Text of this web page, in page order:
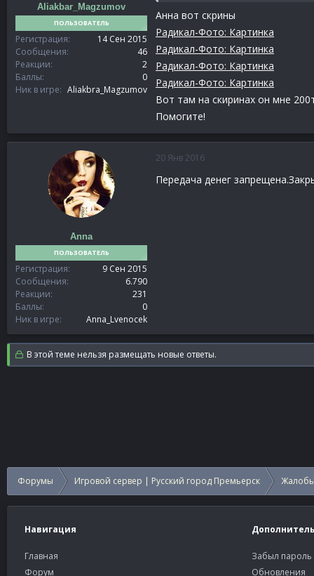
Aliakbar_Magzumov
ПОЛЬЗОВАТЕЛЬ
Регистрация
14 Сен 2015
Сообщения
46
Реакции
2
Баллы
0
Ник в игре
Aliakbra_Magzumov
Анна вот скрины
Радикал-Фото: Картинка
Радикал-Фото: Картинка
Радикал-Фото: Картинка
Радикал-Фото: Картинка
Вот там на скиринах он мне
Помогите!
Anna
ПОЛЬЗОВАТЕЛЬ
Регистрация
9 Сен 2015
Сообщения
6.790
Реакции
231
Баллы
0
Ник в игре
Anna_Lvenocek
20 Янв 2016
Передача денег
В этой теме нельзя размещать новые ответы.
Форумы Игровой сервер | Русский город Премьерск
Навигация
Главная
Форум
Забыл пароль
Обновления